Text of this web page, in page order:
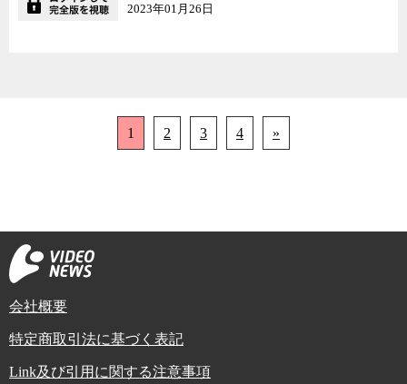
2023年01月26日
1 2 3 4 »
会社概要
特定商取引法に基づく表記
Link及び引用に関する注意事項